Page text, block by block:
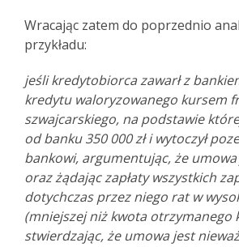
Wracając zatem do poprzednio
przykładu:
jeśli kredytobiorca zawarł z
kredytu waloryzowanego kursem
szwajcarskiego, na podstawie
od banku 350 000 zł i wytoczył
bankowi, argumentując, że
oraz żądając zapłaty wszystkich
dotychczas przez niego rat w
(mniejszej niż kwota otrzymanego
stwierdzając, że umowa jest